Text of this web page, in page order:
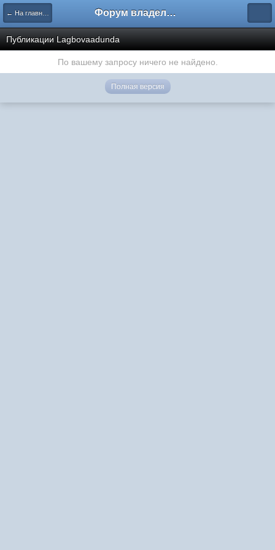
← На главную Форум владельцев интернет-магазинов
Публикации Lagbovaadunda
По вашему запросу ничего не найдено.
Полная версия